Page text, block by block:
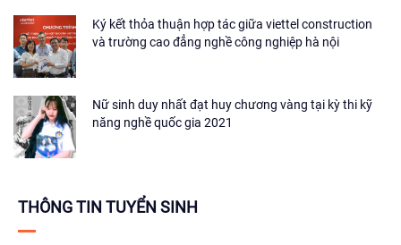
Ký kết thỏa thuận hợp tác giữa viettel construction
và trường cao đẳng nghề công nghiệp hà nội
Nữ sinh duy nhất đạt huy chương vàng tại kỳ thi kỹ
năng nghề quốc gia 2021
THÔNG TIN TUYỂN SINH